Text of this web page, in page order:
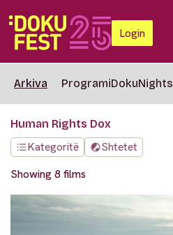
Login
Arkiva ProgramiDokuNights
Human Rights Dox
Kategoritë
Shtetet
Showing 8 films